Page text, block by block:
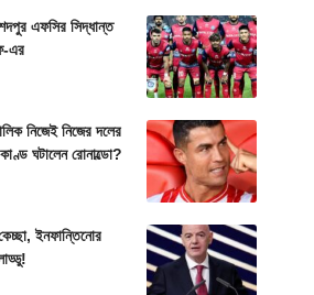
এফসির সিদ্ধান্ত
এর
নিজেই নিজের দলের
ঘটালেন রোনাল্ডো?
ইনফান্তিনোর